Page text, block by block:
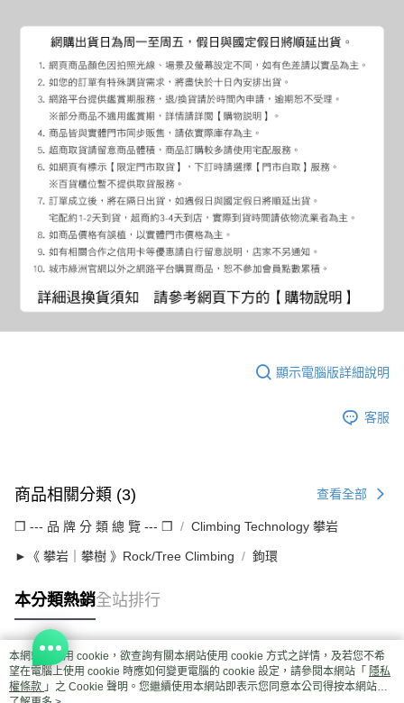
顯示電腦版詳細說明
客服
商品相關分類 (3) 查看全部
❒ --- 品 牌 分 類 總 覽 --- ❒ Climbing Technology 攀岩
►《 攀岩｜攀樹 》Rock/Tree Climbing 鉤環
本分類熱銷全站排行
熱門標籤
本網站中使用 cookie，欲查詢有關本網站使用 cookie 方式之詳情，及若您不希
望在電腦上使用 cookie 時應如何變更電腦的 cookie 設定，請參閱本網站「 隱私
權條款 」之 Cookie 聲明。您繼續使用本網站即表示您同意本公司得按本網站使